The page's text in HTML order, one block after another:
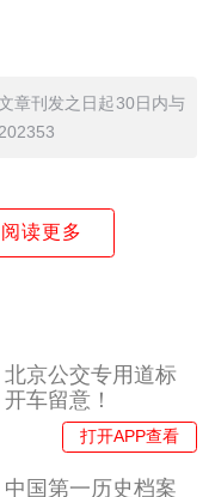
章刊发之日起30日内与
读更多
京公交专用道标
车留意！
打开APP查看
国第一历史档案